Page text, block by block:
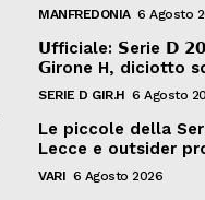
MANFREDONIA 6 Agosto
𝗨fficiale: 𝗦erie 𝗗
𝗚irone H, diciotto
SERIE D GIR.H 6 Agosto
Le piccole della
Lecce e outsider
VARI 6 Agosto 2026